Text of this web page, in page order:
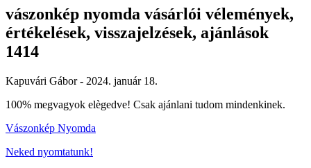
vászonkép nyomda vásárlói vélemények,
értékelések, visszajelzések, ajánlások
1414
Kapuvári Gábor - 2024. január 18.
100% megvagyok elègedve! Csak ajánlani tudom mindenkinek.
Vászonkép Nyomda
Neked nyomtatunk!